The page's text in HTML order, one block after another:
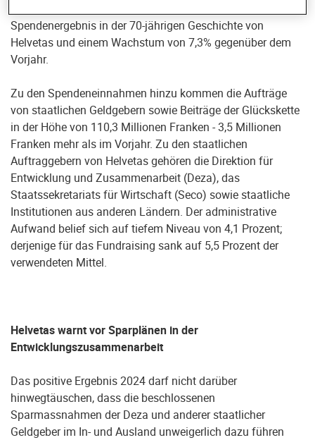
Spendenergebnis in der 70-jährigen Geschichte von
Helvetas und einem Wachstum von 7,3% gegenüber dem
Vorjahr.
Zu den Spendeneinnahmen hinzu kommen die Aufträge
von staatlichen Geldgebern sowie Beiträge der Glückskette
in der Höhe von 110,3 Millionen Franken - 3,5 Millionen
Franken mehr als im Vorjahr. Zu den staatlichen
Auftraggebern von Helvetas gehören die Direktion für
Entwicklung und Zusammenarbeit (Deza), das
Staatssekretariats für Wirtschaft (Seco) sowie staatliche
Institutionen aus anderen Ländern. Der administrative
Aufwand belief sich auf tiefem Niveau von 4,1 Prozent;
derjenige für das Fundraising sank auf 5,5 Prozent der
verwendeten Mittel.
Helvetas warnt vor Sparplänen in der
Entwicklungszusammenarbeit
Das positive Ergebnis 2024 darf nicht darüber
hinwegtäuschen, dass die beschlossenen
Sparmassnahmen der Deza und anderer staatlicher
Geldgeber im In- und Ausland unweigerlich dazu führen